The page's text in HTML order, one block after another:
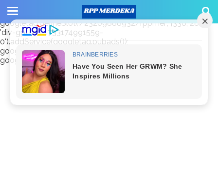
window.googletag = window.googletag || {cmd: []};
googletag.cmd.push(function() {
googletag.defineSlot('/23209888932/rppmer', [336, 280],
'div-gpt-ad-1733174991559-
0').addService(googletag.pubads());
googletag.pubads().enableSingleRequest();
googletag.enableServices(); });